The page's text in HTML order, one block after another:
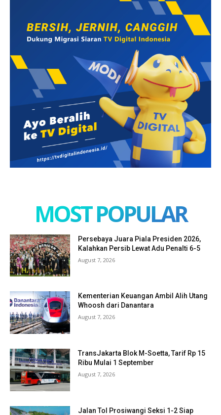
MOST POPULAR
Persebaya Juara Piala Presiden 2026,
Kalahkan Persib Lewat Adu Penalti 6-5
August 7, 2026
Kementerian Keuangan Ambil Alih Utang
Whoosh dari Danantara
August 7, 2026
TransJakarta Blok M-Soetta, Tarif Rp 15
Ribu Mulai 1 September
August 7, 2026
Jalan Tol Prosiwangi Seksi 1-2 Siap